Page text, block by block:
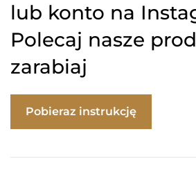
lub konto na
Polecaj nasze
zarabiaj
Pobieraz instrukcję